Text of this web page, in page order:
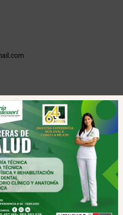
| Grupo HBA Noticias| Todos los
reservados
TAMBIÉN
Moquegua Noticias Tacna Noticias
Noticias